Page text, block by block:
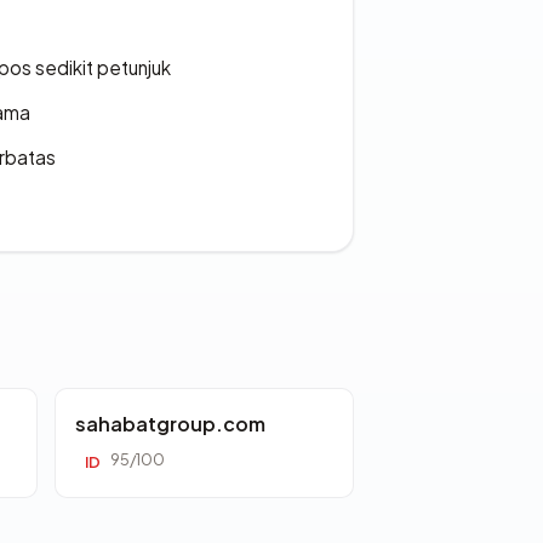
sedikit petunjuk
sahabatgroup.com
ID 95/100